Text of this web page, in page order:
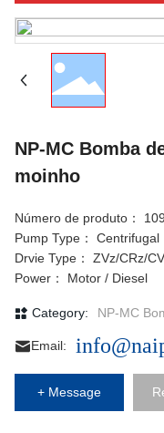
NP-MC Bomba
moinho
Número de produto：
Pump Type：
Centrifugal
Drvie Type：
ZVz/CRz/
Power：
Motor / Diesel
Category: NP-MC
Email:
+ Message